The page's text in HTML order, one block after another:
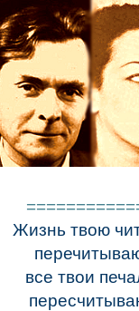
Жизнь твою
все твои